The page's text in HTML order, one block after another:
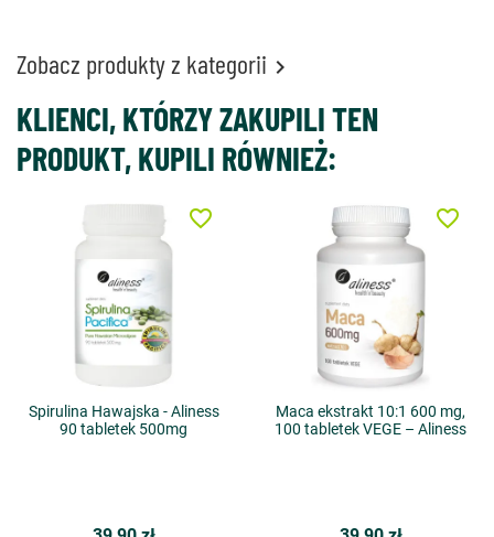
Zobacz produkty z kategorii 
KLIENCI, KTÓRZY ZAKUPILI TEN
PRODUKT, KUPILI RÓWNIEŻ:
Spirulina Hawajska - Aliness
90 tabletek 500mg
favorite_border
Maca ekstrakt 10:1 600 mg,
100 tabletek VEGE – Aliness
favorite_border